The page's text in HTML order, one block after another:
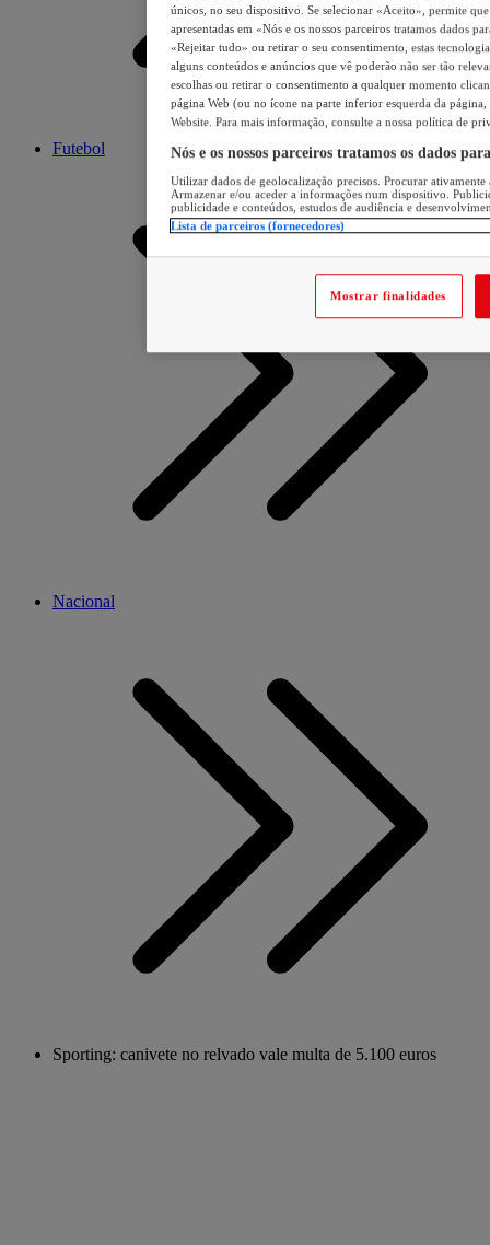
Futebol
Nacional
Sporting: canivete no relvado vale multa de 5.100 euros
únicos, no seu dispositivo. Se selecionar «Aceito», permite
apresentadas em «Nós e os nossos parceiros tratamos dados
«Rejeitar tudo» ou retirar o seu consentimento, estas
alguns conteúdos e anúncios que vê poderão não ser tão
escolhas ou retirar o consentimento a qualquer momento
página Web (ou no ícone na parte inferior esquerda da página,
Website. Para mais informação, consulte a nossa política de
Nós e os nossos parceiros tratamos os dados
Utilizar dados de geolocalização precisos. Procurar
Armazenar e/ou aceder a informações num dispositivo.
publicidade e conteúdos, estudos de audiência e
Lista de parceiros (fornecedores)
Mostrar finalidades